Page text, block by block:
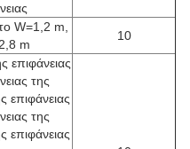
W=1,2 m,
m
10
επιφάνειας
της
επιφάνειας
της
επιφάνειας